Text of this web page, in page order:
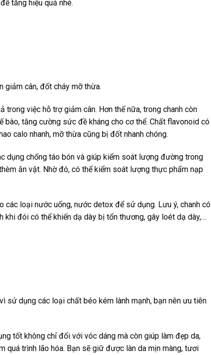
tăng hiệu quả nhé.
giảm cân, đốt cháy mỡ thừa.
trong việc hỗ trợ giảm cân. Hơn thế nữa, trong chanh còn
bào, tăng cường sức đề kháng cho cơ thể. Chất flavonoid có
calo nhanh, mỡ thừa cũng bị đốt nhanh chóng.
dụng chống táo bón và giúp kiểm soát lượng đường trong
ăn vặt. Nhờ đó, có thể kiểm soát lượng thực phẩm nạp
các loại nước uống, nước detox để sử dụng. Lưu ý, chanh có
khi đói có thể khiến dạ dày bị tổn thương, gây loét dạ dày,…
sử dụng các loại chất béo kém lành mạnh, bạn nên ưu tiên
tốt không chỉ đối với vóc dáng mà còn giúp làm đẹp da,
quá trình lão hóa. Bạn sẽ giữ được làn da mịn màng, tươi